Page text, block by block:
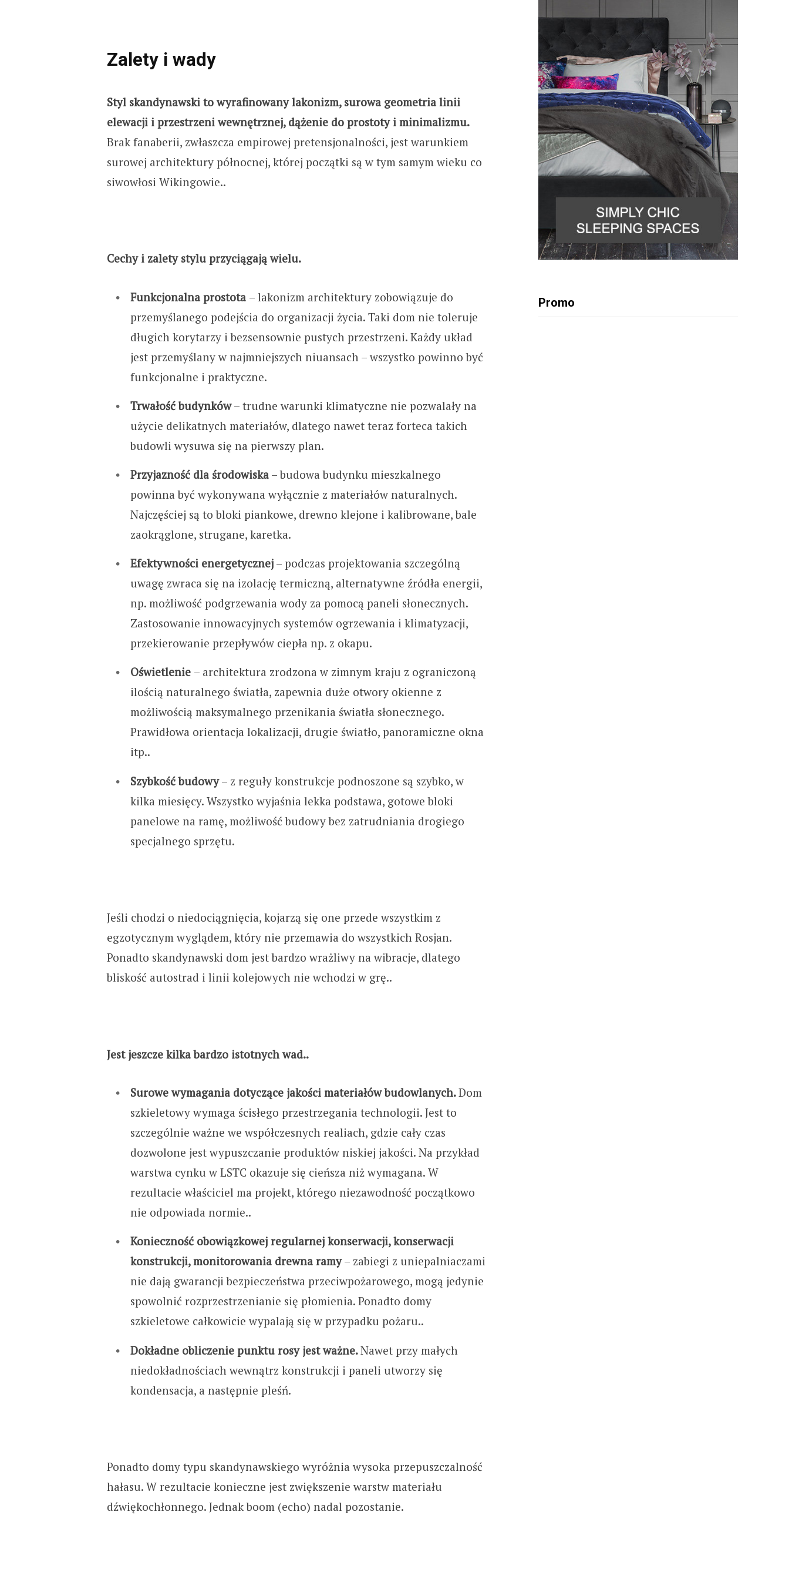
Zalety i wady
Styl skandynawski to wyrafinowany lakonizm, surowa geometria linii
elewacji i przestrzeni wewnętrznej, dążenie do prostoty i minimalizmu.
Brak fanaberii, zwłaszcza empirowej pretensjonalności, jest warunkiem
surowej architektury północnej, której początki są w tym samym wieku co
siwowłosi Wikingowie..
Cechy i zalety stylu przyciągają wielu.
Funkcjonalna prostota – lakonizm architektury zobowiązuje do
przemyślanego podejścia do organizacji życia. Taki dom nie toleruje
długich korytarzy i bezsensownie pustych przestrzeni. Każdy układ
jest przemyślany w najmniejszych niuansach – wszystko powinno być
funkcjonalne i praktyczne.
Trwałość budynków– trudne warunki klimatyczne nie pozwalały na
użycie delikatnych materiałów, dlatego nawet teraz forteca takich
budowli wysuwa się na pierwszy plan.
Przyjazność dla środowiska– budowa budynku mieszkalnego
powinna być wykonywana wyłącznie z materiałów naturalnych.
Najczęściej są to bloki piankowe, drewno klejone i kalibrowane, bale
zaokrąglone, strugane, karetka.
Efektywności energetycznej– podczas projektowania szczególną
uwagę zwraca się na izolację termiczną, alternatywne źródła energii,
np. możliwość podgrzewania wody za pomocą paneli słonecznych.
Zastosowanie innowacyjnych systemów ogrzewania i klimatyzacji,
przekierowanie przepływów ciepła np. z okapu.
Oświetlenie – architektura zrodzona w zimnym kraju z ograniczoną
ilością naturalnego światła, zapewnia duże otwory okienne z
możliwością maksymalnego przenikania światła słonecznego.
Prawidłowa orientacja lokalizacji, drugie światło, panoramiczne okna
itp..
Szybkość budowy– z reguły konstrukcje podnoszone są szybko, w
kilka miesięcy. Wszystko wyjaśnia lekka podstawa, gotowe bloki
panelowe na ramę, możliwość budowy bez zatrudniania drogiego
specjalnego sprzętu.
Jeśli chodzi o niedociągnięcia, kojarzą się one przede wszystkim z
egzotycznym wyglądem, który nie przemawia do wszystkich Rosjan.
Ponadto skandynawski dom jest bardzo wrażliwy na wibracje, dlatego
bliskość autostrad i linii kolejowych nie wchodzi w grę..
Jest jeszcze kilka bardzo istotnych wad..
Surowe wymagania dotyczące jakości materiałów budowlanych.Dom
szkieletowy wymaga ścisłego przestrzegania technologii. Jest to
szczególnie ważne we współczesnych realiach, gdzie cały czas
dozwolone jest wypuszczanie produktów niskiej jakości. Na przykład
warstwa cynku w LSTC okazuje się cieńsza niż wymagana. W
rezultacie właściciel ma projekt, którego niezawodność początkowo
nie odpowiada normie..
Konieczność obowiązkowej regularnej konserwacji, konserwacji
konstrukcji, monitorowania drewna ramy– zabiegi z uniepalniaczami
nie dają gwarancji bezpieczeństwa przeciwpożarowego, mogą jedynie
spowolnić rozprzestrzenianie się płomienia. Ponadto domy
szkieletowe całkowicie wypalają się w przypadku pożaru..
Dokładne obliczenie punktu rosy jest ważne.Nawet przy małych
niedokładnościach wewnątrz konstrukcji i paneli utworzy się
kondensacja, a następnie pleśń.
Ponadto domy typu skandynawskiego wyróżnia wysoka przepuszczalność
hałasu. W rezultacie konieczne jest zwiększenie warstw materiału
dźwiękochłonnego. Jednak boom (echo) nadal pozostanie.
Promo